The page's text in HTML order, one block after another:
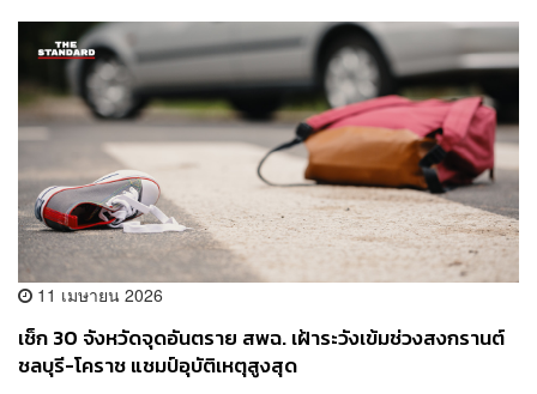
11 เมษายน 2026
เช็ก 30 จังหวัดจุดอันตราย สพฉ. เฝ้าระวังเข้มช่วงสงกรานต์
ชลบุรี-โคราช แชมป์อุบัติเหตุสูงสุด